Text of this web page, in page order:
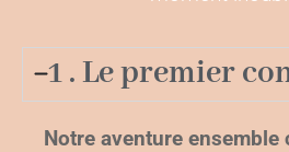
1 . Le premier
Notre aventure ensemble